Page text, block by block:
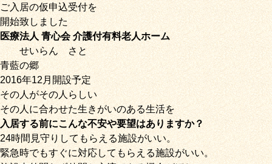
ご入居の仮申込受付を
開始致しました
医療法人 青心会 介護付有料老人ホーム
せいらんさと
青藍の郷
2016年12月開設予定
その人がその人らしい
その人に合わせた生きがいのある生活を
入居する前にこんな不安や要望はありますか？
24時間見守りしてもらえる施設がいい。
緊急時でもすぐに対応してもらえる施設がいい。